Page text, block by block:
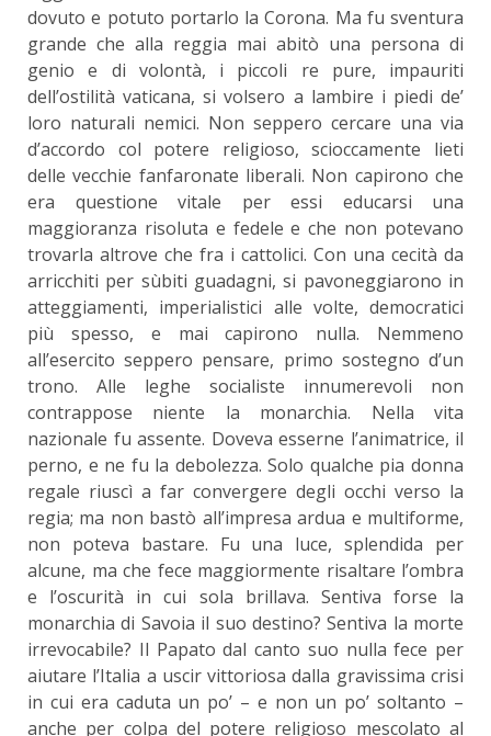
dovuto e potuto portarlo la Corona. Ma fu sventura
grande che alla reggia mai abitò una persona di
genio e di volontà, i piccoli re pure, impauriti
dell’ostilità vaticana, si volsero a lambire i piedi de’
loro naturali nemici. Non seppero cercare una via
d’accordo col potere religioso, scioccamente lieti
delle vecchie fanfaronate liberali. Non capirono che
era questione vitale per essi educarsi una
maggioranza risoluta e fedele e che non potevano
trovarla altrove che fra i cattolici. Con una cecità da
arricchiti per sùbiti guadagni, si pavoneggiarono in
atteggiamenti, imperialistici alle volte, democratici
più spesso, e mai capirono nulla. Nemmeno
all’esercito seppero pensare, primo sostegno d’un
trono. Alle leghe socialiste innumerevoli non
contrappose niente la monarchia. Nella vita
nazionale fu assente. Doveva esserne l’animatrice, il
perno, e ne fu la debolezza. Solo qualche pia donna
regale riuscì a far convergere degli occhi verso la
regia; ma non bastò all’impresa ardua e multiforme,
non poteva bastare. Fu una luce, splendida per
alcune, ma che fece maggiormente risaltare l’ombra
e l’oscurità in cui sola brillava. Sentiva forse la
monarchia di Savoia il suo destino? Sentiva la morte
irrevocabile? Il Papato dal canto suo nulla fece per
aiutare l’Italia a uscir vittoriosa dalla gravissima crisi
in cui era caduta un po’ – e non un po’ soltanto –
anche per colpa del potere religioso mescolato al